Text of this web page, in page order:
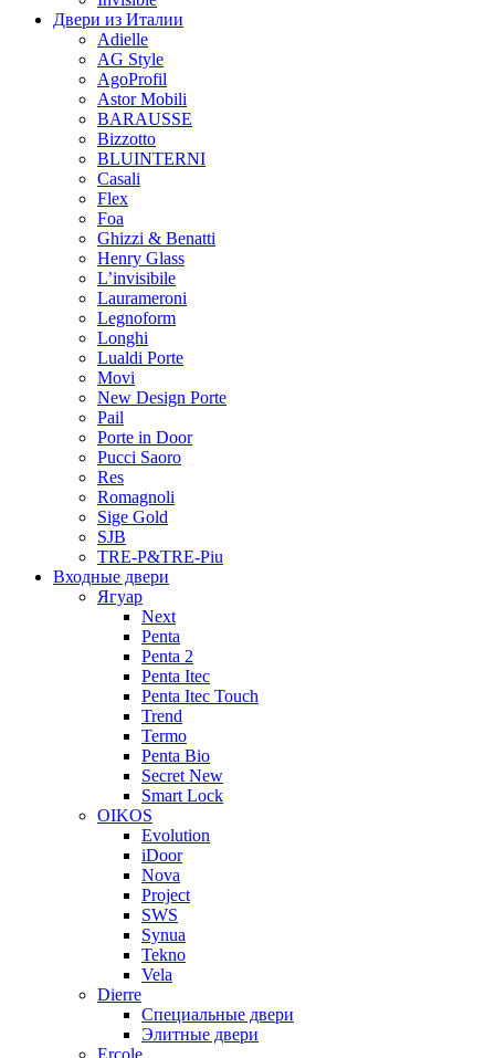
Двери из Италии
Adielle
AG Style
AgoProfil
Astor Mobili
BARAUSSE
Bizzotto
BLUINTERNI
Casali
Flex
Foa
Ghizzi & Benatti
Henry Glass
L’invisibile
Laurameroni
Legnoform
Longhi
Lualdi Porte
Movi
New Design Porte
Pail
Porte in Door
Pucci Saoro
Res
Romagnoli
Sige Gold
SJB
TRE-P&TRE-Piu
Входные двери
Ягуар
Next
Penta
Penta 2
Penta Itec
Penta Itec Touch
Trend
Termo
Penta Bio
Secret New
Smart Lock
OIKOS
Evolution
iDoor
Nova
Project
SWS
Synua
Tekno
Vela
Dierre
Специальные двери
Элитные двери
Ercole